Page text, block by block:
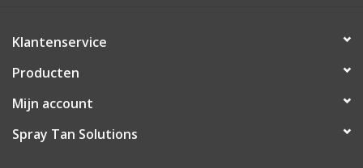
adviesgesprek met ons!
Suntana
Klantenservice
Producten
Mijn account
Spray Tan Solutions